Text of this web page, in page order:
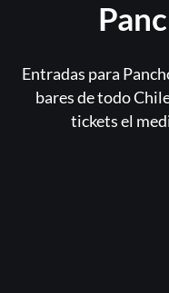
Entradas para
bares de todo
tickets el